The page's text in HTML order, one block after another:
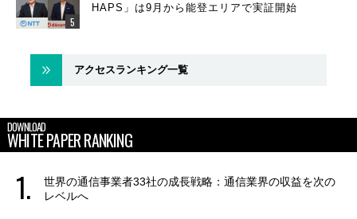
HAPS」は9月から能登エリアで実証開始
アクセスランキング一覧
DOWNLOAD
WHITE PAPER RANKING
世界の通信事業者33社の成長戦略：通信業界の収益を次の
レベルへ